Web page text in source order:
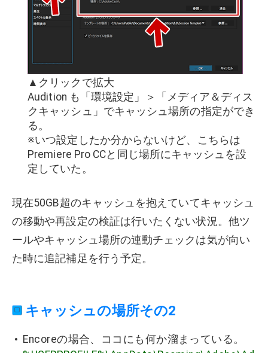
▲クリックで拡大
Audition も「環境設定」＞「メディア＆ディス
クキャッシュ」でキャッシュ場所の指定ができ
る。
※いつ設定したか分からないけど、こちらは
Premiere Pro CCと同じ場所にキャッシュを設
定していた。
現在50GB超のキャッシュを抱えていてキャッシュ
の移動や再設定の検証は行いたくない状況。他ツ
ールやキャッシュ場所の連動チェックは気が向い
た時に追記補足を行う予定。
キャッシュの場所その2
Encoreの場合、ココにも何か溜まっている。